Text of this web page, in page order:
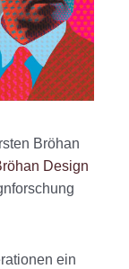
Bröhan
Design
ein